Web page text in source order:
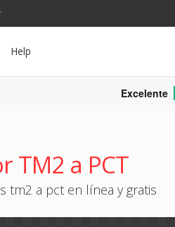
Help
Excelente
TM2 a PCT
tm2 a pct en línea y gratis